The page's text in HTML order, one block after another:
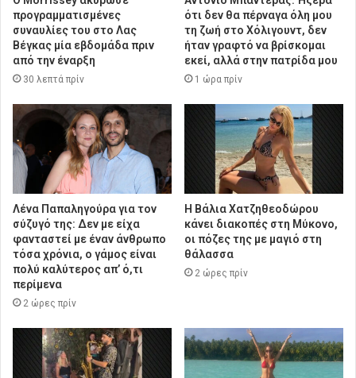
προγραμματισμένες
συναυλίες του στο Λας
Βέγκας μία εβδομάδα πριν
από την έναρξη
30 λεπτά πρίν
ότι δεν θα πέρναγα όλη μου
τη ζωή στο Χόλιγουντ, δεν
ήταν γραφτό να βρίσκομαι
εκεί, αλλά στην πατρίδα μου
1 ώρα πρίν
Λένα Παπαληγούρα για τον
σύζυγό της: Δεν με είχα
φανταστεί με έναν άνθρωπο
τόσα χρόνια, ο γάμος είναι
πολύ καλύτερος απ’ ό,τι
περίμενα
2 ώρες πρίν
Η Βάλια Χατζηθεοδώρου
κάνει διακοπές στη Μύκονο,
οι πόζες της με μαγιό στη
θάλασσα
2 ώρες πρίν